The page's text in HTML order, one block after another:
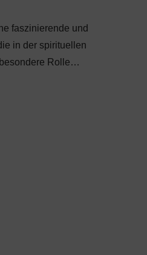
faszinierende und
in der spirituellen
Rolle…